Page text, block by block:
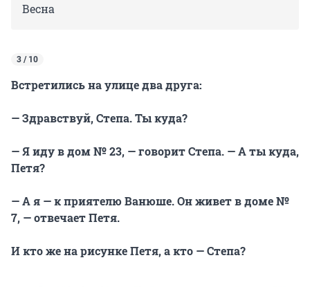
Весна
3 / 10
Встретились на улице два друга:
— Здравствуй, Степа. Ты куда?
— Я иду в дом № 23, — говорит Степа. — А ты куда,
Петя?
— А я — к приятелю Ванюше. Он живет в доме №
7, — отвечает Петя.
И кто же на рисунке Петя, а кто — Степа?